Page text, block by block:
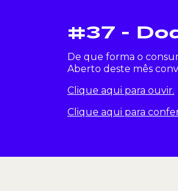
#37 -
De que forma o
Aberto deste mês
Clique aqui para ouvir.
Clique aqui para